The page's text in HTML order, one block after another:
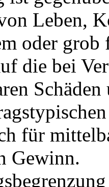
Leben,
oder grob
die bei
für
Gewinn.